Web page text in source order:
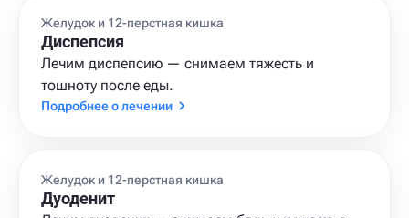
Желудок и 12-перстная кишка
Диспепсия
Лечим диспепсию — снимаем тяжесть и
тошноту после еды.
Подробнее о лечении
Желудок и 12-перстная кишка
Дуоденит